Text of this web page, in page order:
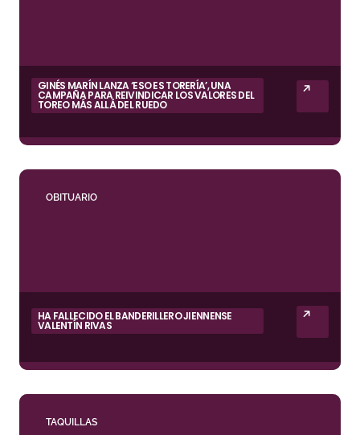
GINÉS MARÍN LANZA ‘ESO ES TORERÍA’, UNA
CAMPAÑA PARA REIVINDICAR LOS VALORES DEL
TOREO MÁS ALLÁ DEL RUEDO
OBITUARIO
HA FALLECIDO EL BANDERILLERO JIENNENSE
VALENTÍN RIVAS
TAQUILLAS